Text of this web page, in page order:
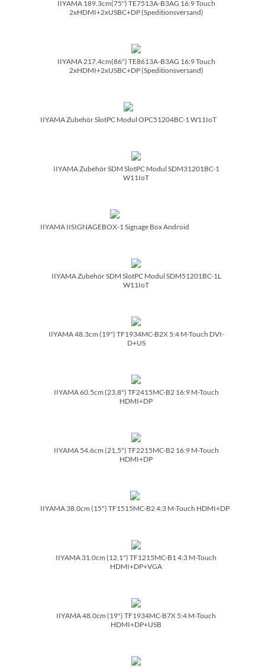
IIYAMA 189.3cm(75") TE7513A-B3AG 16:9 Touch
2xHDMI+2xUSBC+DP (Speditionsversand)
IIYAMA 217.4cm(86") TE8613A-B3AG 16:9 Touch
2xHDMI+2xUSBC+DP (Speditionsversand)
IIYAMA Zubehör SlotPC Modul OPC51204BC-1 W11IoT
IIYAMA Zubehör SDM SlotPC Modul SDM31201BC-1
W11IoT
IIYAMA IISIGNAGEBOX-1 Signage Box Android
IIYAMA Zubehör SDM SlotPC Modul SDM51201BC-1L
W11IoT
IIYAMA 48.3cm (19") TF1934MC-B2X 5:4 M-Touch DVI-
D+US
IIYAMA 60.5cm (23,8") TF2415MC-B2 16:9 M-Touch
HDMI+DP
IIYAMA 54.6cm (21,5") TF2215MC-B2 16:9 M-Touch
HDMI+DP
IIYAMA 38.0cm (15") TF1515MC-B2 4:3 M-Touch HDMI+DP
IIYAMA 31.0cm (12,1") TF1215MC-B1 4:3 M-Touch
HDMI+DP+VGA
IIYAMA 48.0cm (19") TF1934MC-B7X 5:4 M-Touch
HDMI+DP+USB